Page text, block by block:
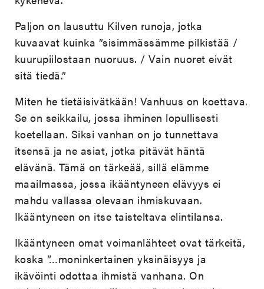
Paljon on lausuttu Kilven runoja, jotka
kuvaavat kuinka ”sisimmässämme pilkistää /
kuurupiilostaan nuoruus. / Vain nuoret eivät
sitä tiedä.”
Miten he tietäisivätkään! Vanhuus on koettava.
Se on seikkailu, jossa ihminen lopullisesti
koetellaan. Siksi vanhan on jo tunnettava
itsensä ja ne asiat, jotka pitävät häntä
elävänä. Tämä on tärkeää, sillä elämme
maailmassa, jossa ikääntyneen elävyys ei
mahdu vallassa olevaan ihmiskuvaan.
Ikääntyneen on itse taisteltava elintilansa.
Ikääntyneen omat voimanlähteet ovat tärkeitä,
koska ”…moninkertainen yksinäisyys ja
ikävöinti odottaa ihmistä vanhana. On